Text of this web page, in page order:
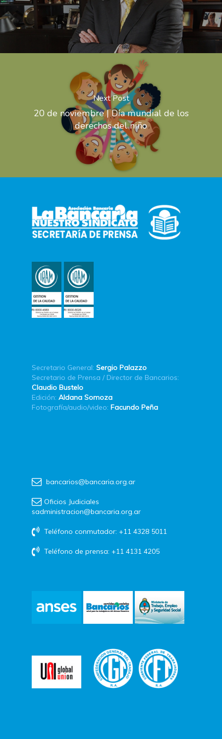
Next Post
20 de noviembre | Día mundial de los
derechos del niño
Secretario General: Sergio Palazzo
Secretario de Prensa / Director de Bancarios:
Claudio Bustelo
Edición: Aldana Somoza
Fotografía/audio/video: Facundo Peña
bancarios@bancaria.org.ar
Oficios Judiciales
sadministracion@bancaria.org.ar
Teléfono conmutador: +11 4328 5011
Teléfono de prensa: +11 4131 4205